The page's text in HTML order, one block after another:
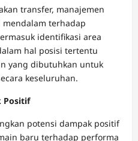
transfer, manajemen
mendalam terhadap
identifikasi area
hal posisi tertentu
yang dibutuhkan untuk
keseluruhan.
Positif
potensi dampak positif
baru terhadap performa